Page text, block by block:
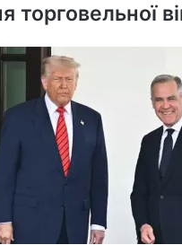
торговельної